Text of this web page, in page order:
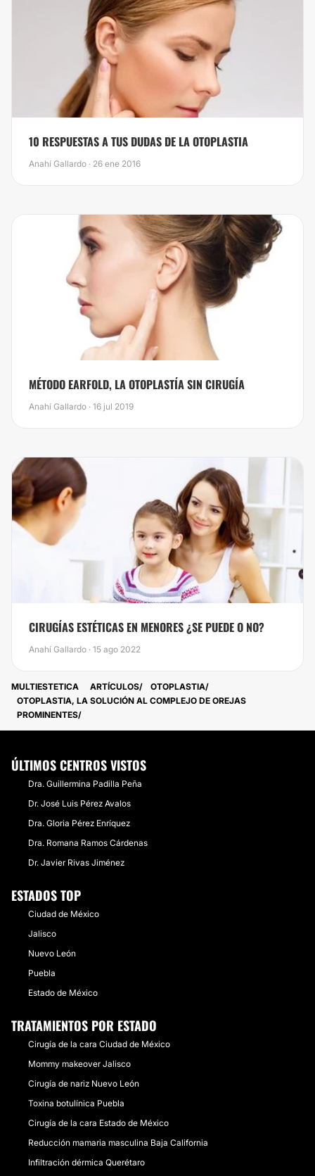
10 RESPUESTAS A TUS DUDAS DE LA OTOPLASTIA
Anahí Gallardo · 26 ene 2016
​MÉTODO EARFOLD, LA OTOPLASTÍA SIN CIRUGÍA
Anahí Gallardo · 16 jul 2019
​CIRUGÍAS ESTÉTICAS EN MENORES ¿SE PUEDE O NO?
Anahí Gallardo · 15 ago 2022
MULTIESTETICA ARTÍCULOS
OTOPLASTIA
OTOPLASTIA, LA SOLUCIÓN AL COMPLEJO DE OREJAS
PROMINENTES
ÚLTIMOS CENTROS VISTOS
Dra. Guillermina Padilla Peña
Dr. José Luis Pérez Avalos
Dra. Gloria Pérez Enríquez
Dra. Romana Ramos Cárdenas
Dr. Javier Rivas Jiménez
ESTADOS TOP
Ciudad de México
Jalisco
Nuevo León
Puebla
Estado de México
TRATAMIENTOS POR ESTADO
Cirugía de la cara Ciudad de México
Mommy makeover Jalisco
Cirugía de nariz Nuevo León
Toxina botulínica Puebla
Cirugía de la cara Estado de México
Reducción mamaria masculina Baja California
Infiltración dérmica Querétaro